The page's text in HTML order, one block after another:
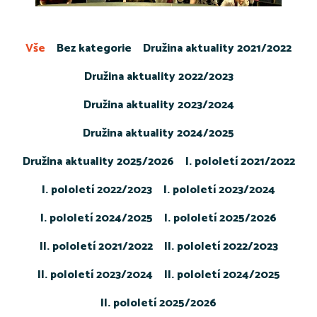
Bez kategorie
Družina aktuality 2021/2022
Družina aktuality 2022/2023
Družina aktuality 2023/2024
Družina aktuality 2024/2025
Družina aktuality 2025/2026
I. pololetí 2021/2022
I. pololetí 2022/2023
I. pololetí 2023/2024
I. pololetí 2024/2025
I. pololetí 2025/2026
II. pololetí 2021/2022
II. pololetí 2022/2023
II. pololetí 2023/2024
II. pololetí 2024/2025
II. pololetí 2025/2026
Vše